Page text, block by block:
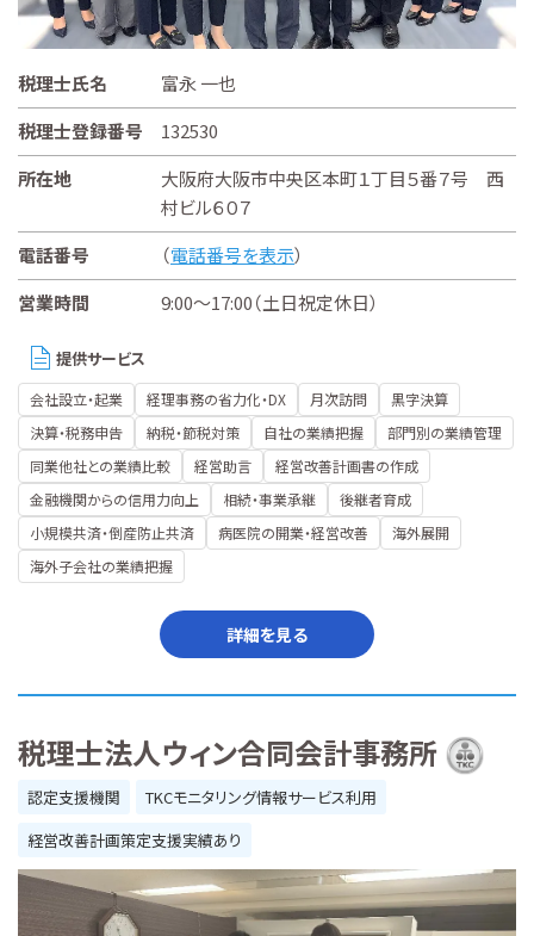
税理士氏名
富永 一也
税理士登録番号
132530
所在地
大阪府大阪市中央区本町１丁目５番７号 西
村ビル６０７
電話番号
（電話番号を表示）
営業時間
9:00～17:00（土日祝定休日）
提供サービス
会社設立・起業 経理事務の省力化・DX 月次訪問
黒字決算
決算・税務申告
納税・節税対策 自社の業績把握
部門別の業績管理
同業他社との業績比較
経営助言
経営改善計画書の作成
金融機関からの信用力向上
相続・事業承継
後継者育成
小規模共済・倒産防止共済
病医院の開業・経営改善
海外展開
海外子会社の業績把握
詳細を見る
税理士法人ウィン合同会計事務所
認定支援機関
TKCモニタリング情報サービス利用
経営改善計画策定支援実績あり